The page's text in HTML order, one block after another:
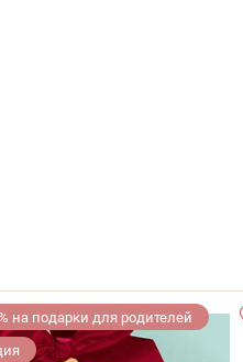
на подарки для родителей